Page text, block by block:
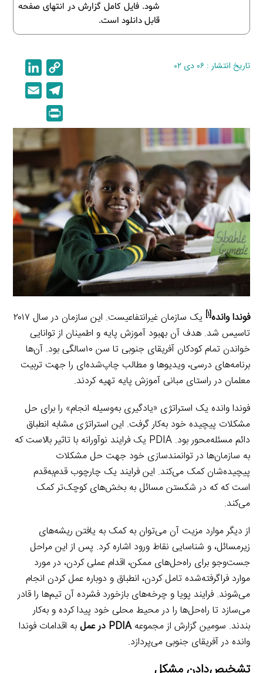
شود. فایل کامل گزارش در انتهای صفحه
قابل دانلود است.
تاریخ انتشار : ۰۶ دی ۰۲
o
p
y
L
i
n
k
i
n
e
d
I
n
e
l
e
g
r
a
m
i
l
r
i
t
فوندا وانده[۱]
یک سازمان غیرانتفاعیست. این سازمان در سال ۲۰۱۷
تاسیس شد. هدف آن بهبود آموزش پایه و اطمینان از توانایی
خواندن تمام کودکان آفریقای جنوبی تا سن ۱۰سالگی بود. آن‌ها
برنامه‌های درسی، ویدیوها و مطالب چاپ‌شده‌ای را جهت تربیت
معلمان در راستای مبانی آموزش پایه تهیه کردند.
فوندا وانده یک استراتژی «یادگیری به‌وسیله انجام» را برای حل
مشکلات پیچیده خود به‌کار گرفت. این استراتژی مشابه انطباق
دائم مسئله‌محور بود. PDIA یک فرایند نوآورانه با تاثیر بالاست که
به سازمان‌ها در توانمندسازی خود جهت حل مشکلات
پیچیده‌شان کمک می‌کند. این فرایند یک چارچوب قدم‌به‌قدم
است که که در شکستن مسائل به بخش‌های کوچک‌تر کمک
می‌کند.
از دیگر موارد مزیت آن می‌توان به کمک به یافتن ریشه‌‌های
زیرمسائل، و شناسایی نقاط ورود اشاره کرد. پس از این مراحل
جست‌وجو برای راه‌حل‌های ممکن، اقدام عملی کردن، در مورد
موارد فراگرفته‌شده تامل کردن، انطباق و دوباره عمل کردن انجام
می‌شوند. فرایند پویا و چرخه‌های بازخورد فشرده آن تیم‌ها را قادر
می‌سازد تا راه‌حل‌ها را در محیط محلی خود پیدا کرده و به‌کار
بندند. سومین گزارش از مجموعهPDIA در عمل
به اقدامات فوندا
وانده در آفریقای جنوبی می‌پردازد.